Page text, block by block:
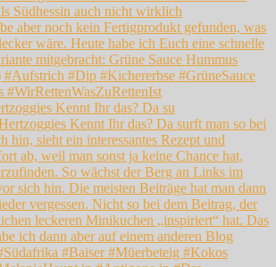
Kennt Ihr das? Da su